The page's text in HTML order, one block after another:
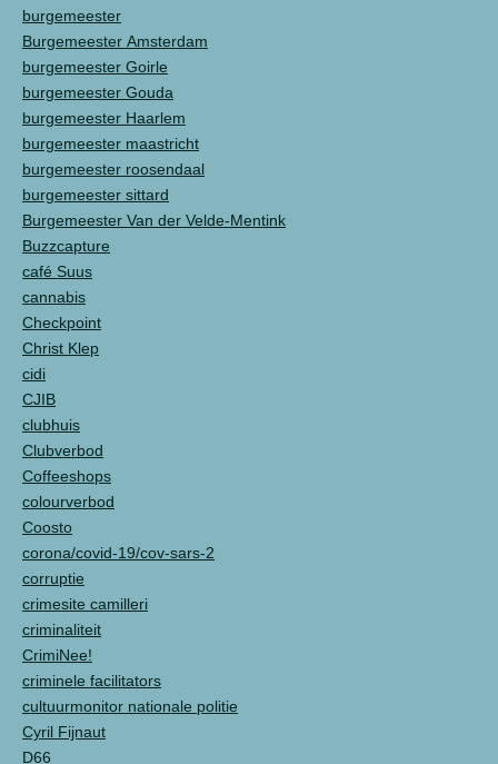
burgemeester
Burgemeester Amsterdam
burgemeester Goirle
burgemeester Gouda
burgemeester Haarlem
burgemeester maastricht
burgemeester roosendaal
burgemeester sittard
Burgemeester Van der Velde-Mentink
Buzzcapture
café Suus
cannabis
Checkpoint
Christ Klep
cidi
CJIB
clubhuis
Clubverbod
Coffeeshops
colourverbod
Coosto
corona/covid-19/cov-sars-2
corruptie
crimesite camilleri
criminaliteit
CrimiNee!
criminele facilitators
cultuurmonitor nationale politie
Cyril Fijnaut
D66